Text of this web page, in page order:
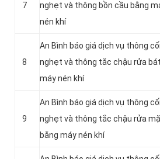
7
nghẹt và thông bồn cầu bằng
nén khí
8
An Bình báo giá dịch vụ thông
nghẹt và thông tắc chậu rửa
máy nén khí
9
An Bình báo giá dịch vụ thông
nghẹt và thông tắc chậu rửa
bằng máy nén khí